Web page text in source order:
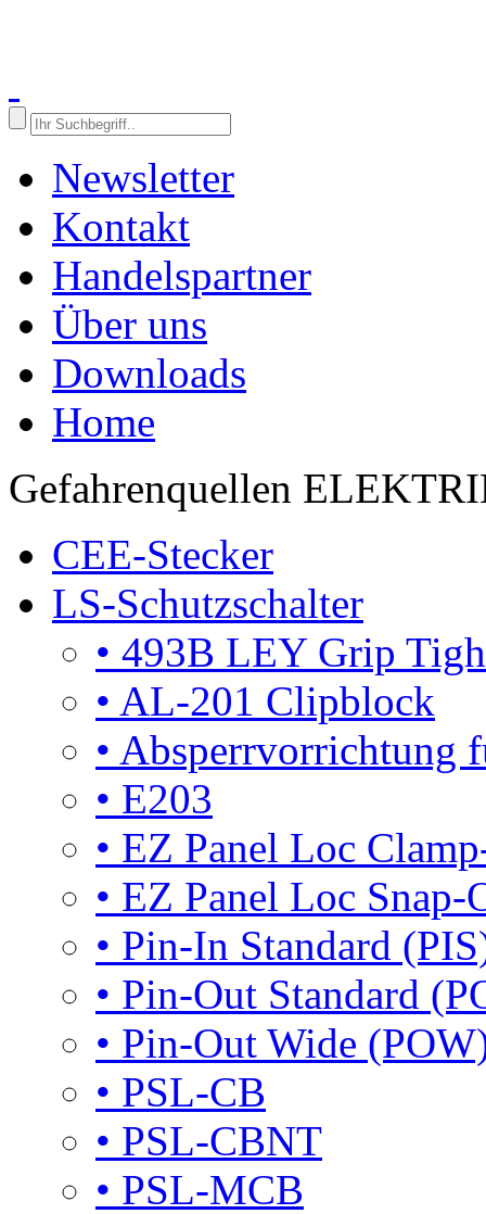
Newsletter
Kontakt
Handelspartner
Über uns
Downloads
Home
Gefahrenquellen
CEE-Stecker
LS-Schutzschalter
• 493B LEY Grip
• AL-201 Clipblock
• Absperrvorrichtung
• E203
• EZ Panel Loc
• EZ Panel Loc Snap-
• Pin-In Standard
• Pin-Out Standard
• Pin-Out Wide
• PSL-CB
• PSL-CBNT
• PSL-MCB